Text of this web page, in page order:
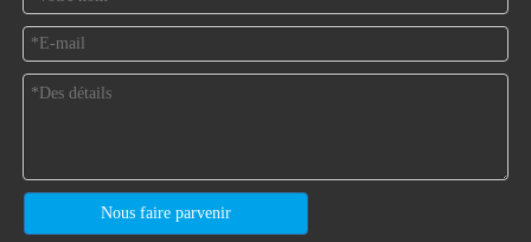
Nous faire parvenir